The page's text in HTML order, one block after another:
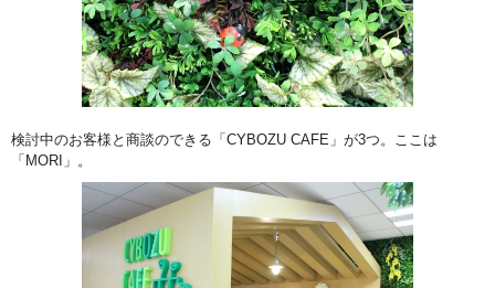
検討中のお客様と商談のできる「CYBOZU CAFE」が3つ。ここは
「MORI」。